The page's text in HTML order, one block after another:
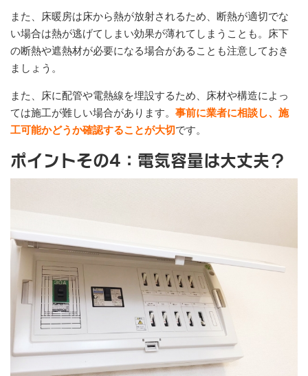
また、床暖房は床から熱が放射されるため、断熱が適切でな
い場合は熱が逃げてしまい効果が薄れてしまうことも。床下
の断熱や遮熱材が必要になる場合があることも注意しておき
ましょう。
また、床に配管や電熱線を埋設するため、床材や構造によっ
ては施工が難しい場合があります。 事前に業者に相談し、施
工可能かどうか確認することが大切です。
ポイントその4：電気容量は大丈夫？